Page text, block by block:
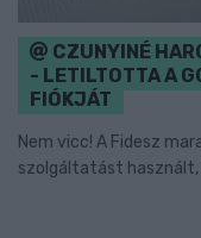
CZUNYINÉ
- LETILTOTTA A
FIÓKJÁT
Nem vicc! A Fidesz
szolgáltatást használt,